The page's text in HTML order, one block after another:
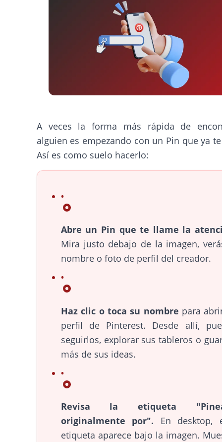
A veces la forma más rápida de
alguien es empezando con un Pin que ya
Así es como suelo hacerlo:
Abre un Pin que te llame la
Mira justo debajo de la imagen,
nombre o foto de perfil del creador.
Haz clic o toca su nombre para
perfil de Pinterest. Desde allí,
seguirlos, explorar sus tableros o
más de sus ideas.
Revisa la etiqueta
originalmente por". En desktop,
etiqueta aparece bajo la imagen.